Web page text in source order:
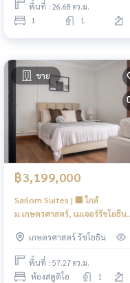
พื้นที่ : 26.68 ตร.ม.
1 1
ขาย
฿3,199,000
Sailom Suites | 🏢 ใกล้
ม.เกษตรศาสตร์, เมเจอร์รัชโยธิน
เกษตรศาสตร์ รัชโยธิน
พื้นที่ : 57.27 ตร.ม.
ห้องสตูดิโอ 1